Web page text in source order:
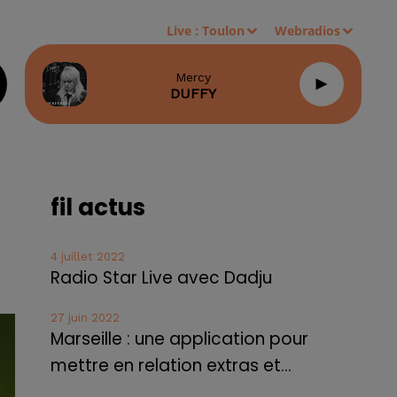
Live :Toulon Webradios
Mercy
DUFFY
fil actus
4 juillet 2022
Radio Star Live avec Dadju
27 juin 2022
Marseille : une application pour
mettre en relation extras et...